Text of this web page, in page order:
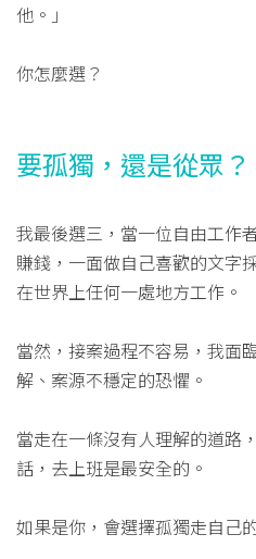
他。」
你怎麼選？
要孤獨，還是從眾？
我最後選三，當一位自由工作
賺錢，一面做自己喜歡的文字
在世界上任何一處地方工作。
當然，接案過程不容易，我面
解、案源不穩定的恐懼。
當走在一條沒有人理解的道路
話，去上班是最安全的。
如果是你，會選擇孤獨走自己